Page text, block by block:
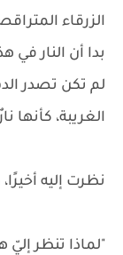
الزرقاء
بدا أن النار في
لم تكن تصدر
الغريبة، كأنها
نظرت إليه
"لماذا تنظر إليّ